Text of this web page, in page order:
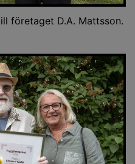
företaget D.A. Mattsson.